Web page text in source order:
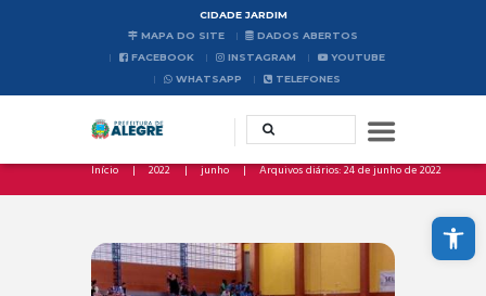
Abrir a barra de ferramentas
CIDADE JARDIM
MAPA DO SITE
DADOS ABERTOS
FACEBOOK
INSTAGRAM
YOUTUBE
WHATSAPP
TELEFONES
Início 2022 junho Arquivos diários: 24 de junho de 2022